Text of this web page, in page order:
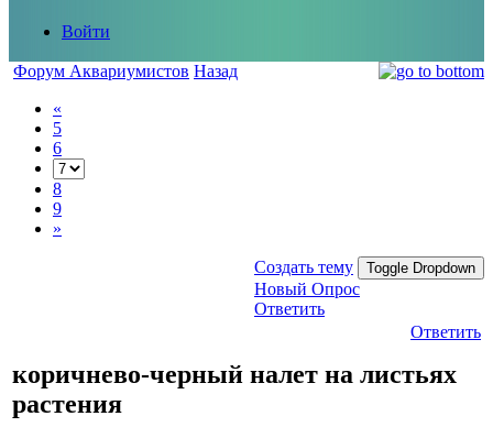
Войти
Форум Аквариумистов Назад
«
5
6
8
9
»
Создать тему Toggle Dropdown
Новый Опрос
Ответить
Ответить
коричнево-черный налет на листьях
растения